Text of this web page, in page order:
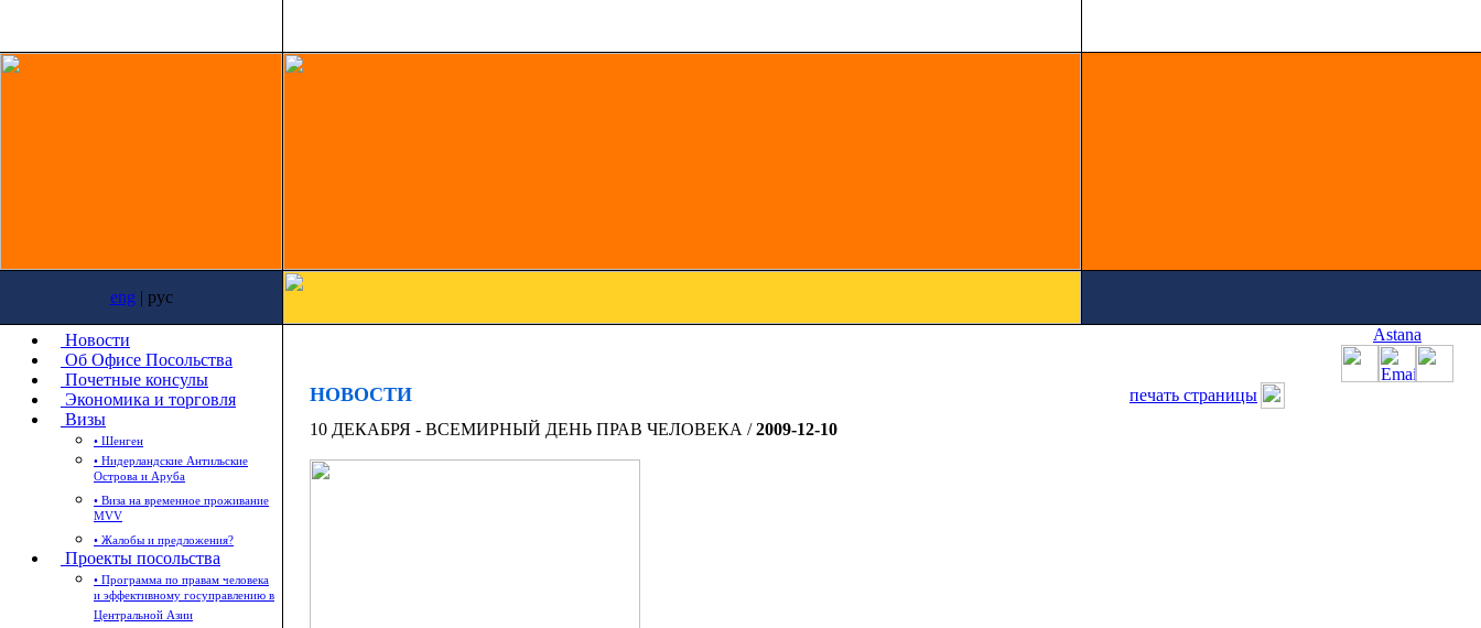
eng | рус
Новости
Об Офисе Посольства
Почетные консулы
Экономика и торговля
Визы
• Шенген
• Нидерландские Антильские
Острова и Аруба
• Виза на временное проживание
MVV
• Жалобы и предложения?
Проекты посольства
• Программа по правам человека
и эффективному госуправлению в
Центральной Азии
Astana
НОВОСТИ
печать страницы
10 ДЕКАБРЯ - ВСЕМИРНЫЙ ДЕНЬ ПРАВ ЧЕЛОВЕКА /2009-12-10